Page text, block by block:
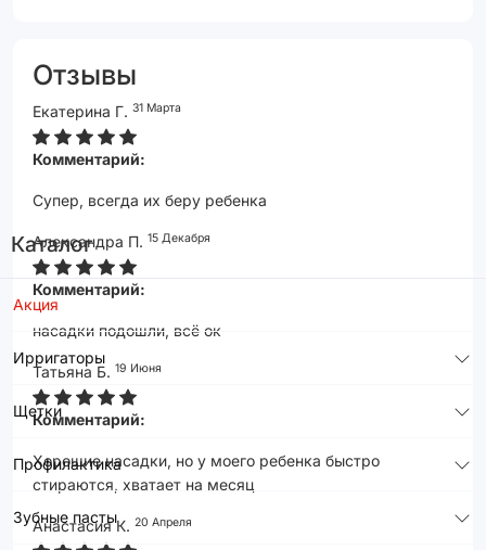
Каталог
Акция
Ирригаторы
Щетки
Профилактика
Зубные пасты
Отзывы
Екатерина Г. 31 Марта
Комментарий:
Супер, всегда их беру ребенка
Александра П. 15 Декабря
Комментарий:
насадки подошли, всё ок
Татьяна Б. 19 Июня
Комментарий:
Хорошие насадки, но у моего ребенка быстро
стираются, хватает на месяц
Анастасия К. 20 Апреля